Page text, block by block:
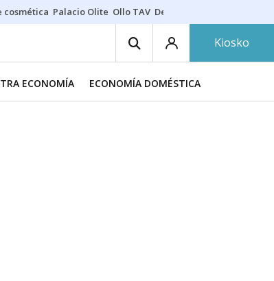
cosmética Palacio Olite Ollo TAV Derrama vecinos
Kiosko
ECONOMÍA ECONOMÍA DOMÉSTICA